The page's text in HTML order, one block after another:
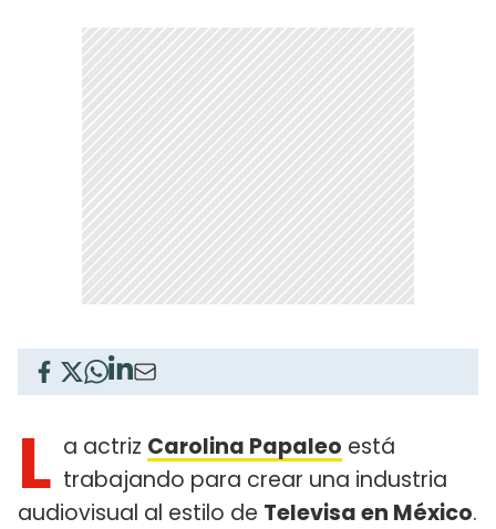
L a actriz Carolina Papaleo está
trabajando para crear una industria
audiovisual al estilo de Televisa en México.